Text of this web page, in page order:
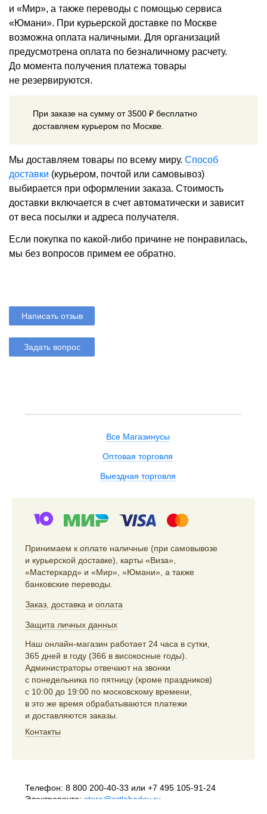
и «Мир», а также переводы с помощью сервиса
«Юмани». При курьерской доставке по Москве
возможна оплата наличными. Для организаций
предусмотрена оплата по безналичному расчету.
До момента получения платежа товары
не резервируются.
При заказе на сумму от 3500 ₽ бесплатно
доставляем курьером по Москве.
Мы доставляем товары по всему миру. Способ
доставки (курьером, почтой или самовывоз)
выбирается при оформлении заказа. Стоимость
доставки включается в счет автоматически и зависит
от веса посылки и адреса получателя.
Если покупка по какой-либо причине не понравилась,
мы без вопросов примем ее обратно.
Написать отзыв
Задать вопрос
Все Магазинусы
Оптовая торговля
Выездная торговля
Принимаем к оплате наличные (при самовывозе
и курьерской доставке), карты «Виза»,
«Мастеркард» и «Мир», «Юмани», а также
банковские переводы.
Заказ доставка и оплата
Защита личных данных
Наш онлайн-магазин работает 24 часа в сутки,
365 дней в году (366 в високосные годы).
Администраторы отвечают на звонки
с понедельника по пятницу (кроме праздников)
с 10:00 до 19:00 по московскому времени,
в это же время обрабатываются платежи
и доставляются заказы.
Контакты
Телефон: 8 800 200-40-33 или +7 495 105-91-24
Электропочта: store@artlebedev.ru